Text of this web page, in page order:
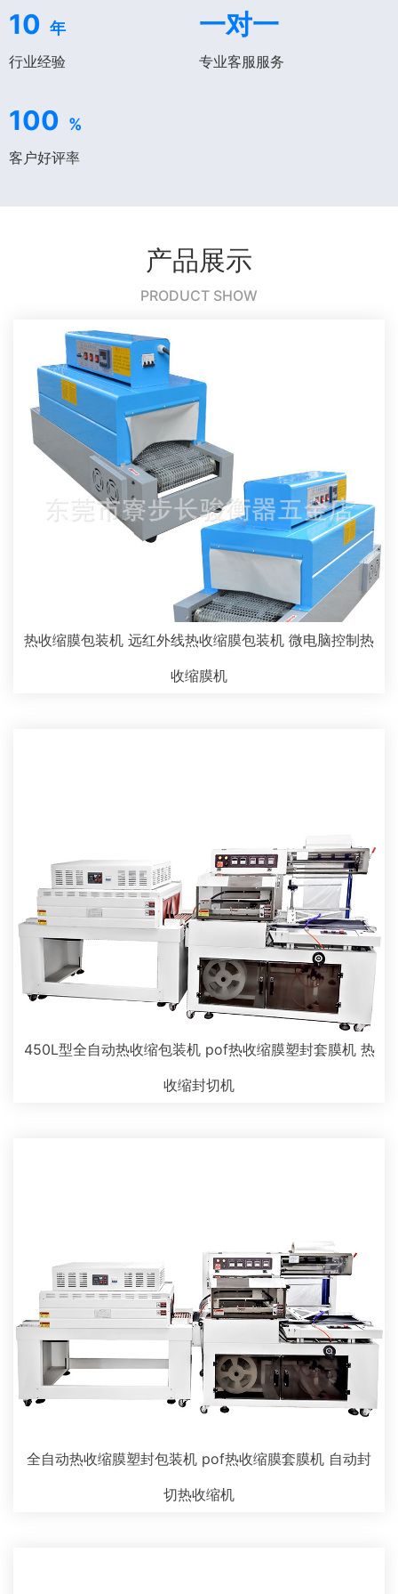
10 年
行业经验
一对一
专业客服服务
100 %
客户好评率
产品展示
PRODUCT SHOW
热收缩膜包装机 远红外线热收缩膜包装机 微电脑控制热
收缩膜机
450L型全自动热收缩包装机 pof热收缩膜塑封套膜机 热
收缩封切机
全自动热收缩膜塑封包装机 pof热收缩膜套膜机 自动封
切热收缩机